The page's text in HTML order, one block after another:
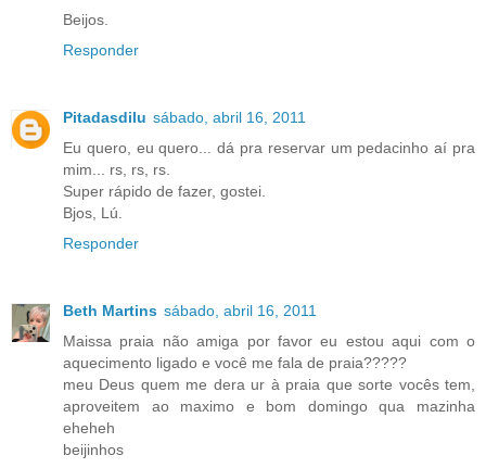
Beijos.
Responder
Pitadasdilu sábado, abril 16, 2011
Eu quero, eu quero... dá pra reservar um pedacinho aí pra
mim... rs, rs, rs.
Super rápido de fazer, gostei.
Bjos, Lú.
Responder
Beth Martins sábado, abril 16, 2011
Maissa praia não amiga por favor eu estou aqui com o
aquecimento ligado e você me fala de praia?????
meu Deus quem me dera ur à praia que sorte vocês tem,
aproveitem ao maximo e bom domingo qua mazinha
eheheh
beijinhos